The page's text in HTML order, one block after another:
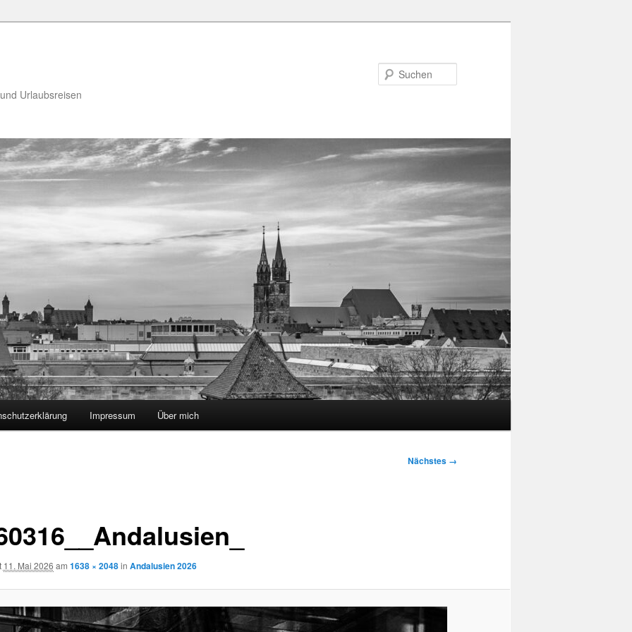
Urlaubsreisen
Impressum Über mich
Nächstes →
11. Mai 2026 am 1638 × 2048in Andalusien 2026